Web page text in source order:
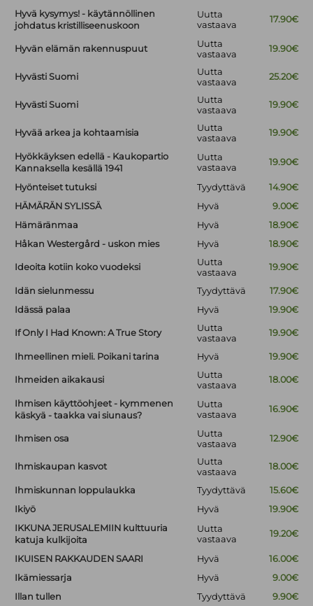
Hyvä kysymys! - käytännöllinen
johdatus kristilliseenuskoon
Uutta
vastaava
17.90€
Hyvän elämän rakennuspuut
Uutta
vastaava
19.90€
Hyvästi Suomi
Uutta
vastaava
25.20€
Hyvästi Suomi
Uutta
vastaava
19.90€
Hyvää arkea ja kohtaamisia
Uutta
vastaava
19.90€
Hyökkäyksen edellä - Kaukopartio
Kannaksella kesällä 1941
Uutta
vastaava
19.90€
Hyönteiset tutuksi Tyydyttävä
14.90€
HÄMÄRÄN SYLISSÄ
Hyvä
9.00€
Hämäränmaa
Hyvä
18.90€
Håkan Westergård - uskon mies
Hyvä 18.90€
Ideoita kotiin koko vuodeksi
Uutta
vastaava
19.90€
Idän sielunmessu Tyydyttävä
17.90€
Idässä palaa
Hyvä 19.90€
If Only I Had Known: A True Story
Uutta
vastaava
19.90€
Ihmeellinen mieli. Poikani tarina Hyvä 19.90€
Ihmeiden aikakausi
Uutta
vastaava
18.00€
Ihmisen käyttöohjeet - kymmenen
käskyä - taakka vai siunaus?
Uutta
vastaava
16.90€
Ihmisen osa
Uutta
vastaava
12.90€
Ihmiskaupan kasvot
Uutta
vastaava
18.00€
Ihmiskunnan loppulaukka Tyydyttävä
15.60€
Ikiyö
Hyvä
19.90€
IKKUNA JERUSALEMIIN kulttuuria
katuja kulkijoita
Uutta
vastaava
19.20€
IKUISEN RAKKAUDEN SAARI Hyvä
16.00€
Ikämiessarja
Hyvä
9.00€
Illan tullen
Tyydyttävä 9.90€